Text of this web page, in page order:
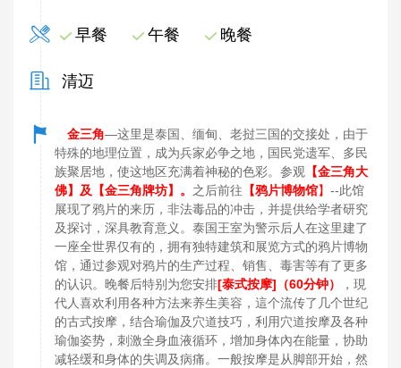
早餐 午餐 晚餐
清迈
金三角—这里是泰国、缅甸、老挝三国的交接处，由于
特殊的地理位置，成为兵家必争之地，国民党遗军、多民
族聚居地，使这地区充满着神秘的色彩。参观 【金三角大
佛】及【金三角牌坊】。 之后前往 【鸦片博物馆】 --此馆
展现了鸦片的来历，非法毒品的冲击，并提供给学者研究
及探讨，深具教育意义。泰国王室为警示后人在这里建了
一座全世界仅有的，拥有独特建筑和展览方式的鸦片博物
馆，通过参观对鸦片的生产过程、销售、毒害等有了更多
的认识。晚餐后特别为您安排[泰式按摩]（60分钟）
，現
代人喜欢利用各种方法来养生美容，這个流传了几个世纪
的古式按摩，结合瑜伽及穴道技巧，利用穴道按摩及各种
瑜伽姿势，刺激全身血液循环，增加身体內在能量，协助
减轻缓和身体的失调及病痛。一般按摩是从脚部开始，然